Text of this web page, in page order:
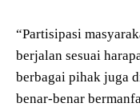
“Partisipasi
berjalan sesuai
berbagai pihak juga
benar-benar